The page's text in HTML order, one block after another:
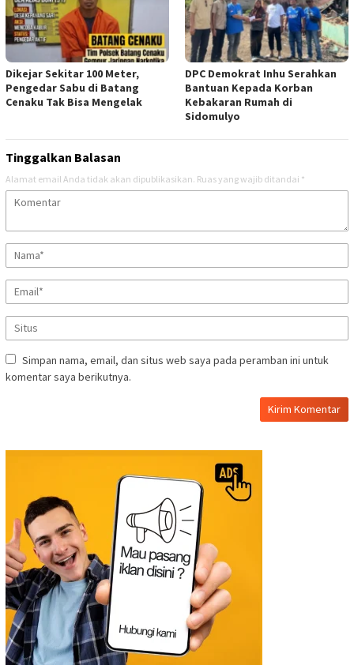
Dikejar Sekitar 100 Meter,
Pengedar Sabu di Batang
Cenaku Tak Bisa Mengelak
DPC Demokrat Inhu Serahkan
Bantuan Kepada Korban
Kebakaran Rumah di
Sidomulyo
Tinggalkan Balasan
Alamat email Anda tidak akan dipublikasikan. Ruas yang wajib ditandai *
Simpan nama, email, dan situs web saya pada peramban ini untuk
komentar saya berikutnya.